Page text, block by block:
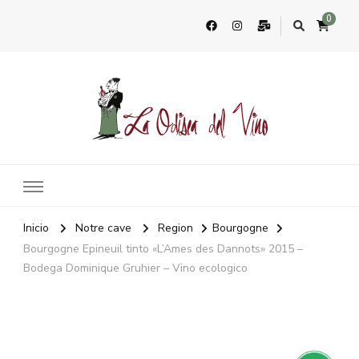
0
Inicio Notre cave Region
Bourgogne
Bourgogne Epineuil tinto «L’Ames des Dannots» 2015 –
Bodega Dominique Gruhier – Vino ecologico